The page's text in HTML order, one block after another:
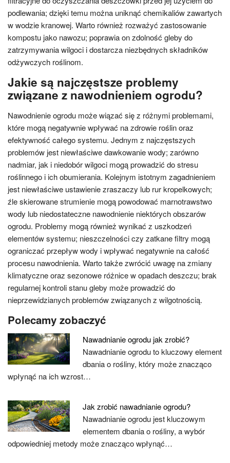
podlewania; dzięki temu można uniknąć chemikaliów zawartych
w wodzie kranowej. Warto również rozważyć zastosowanie
kompostu jako nawozu; poprawia on zdolność gleby do
zatrzymywania wilgoci i dostarcza niezbędnych składników
odżywczych roślinom.
Jakie są najczęstsze problemy
związane z nawodnieniem ogrodu?
Nawodnienie ogrodu może wiązać się z różnymi problemami,
które mogą negatywnie wpływać na zdrowie roślin oraz
efektywność całego systemu. Jednym z najczęstszych
problemów jest niewłaściwe dawkowanie wody; zarówno
nadmiar, jak i niedobór wilgoci mogą prowadzić do stresu
roślinnego i ich obumierania. Kolejnym istotnym zagadnieniem
jest niewłaściwe ustawienie zraszaczy lub rur kropelkowych;
źle skierowane strumienie mogą powodować marnotrawstwo
wody lub niedostateczne nawodnienie niektórych obszarów
ogrodu. Problemy mogą również wynikać z uszkodzeń
elementów systemu; nieszczelności czy zatkane filtry mogą
ograniczać przepływ wody i wpływać negatywnie na całość
procesu nawodnienia. Warto także zwrócić uwagę na zmiany
klimatyczne oraz sezonowe różnice w opadach deszczu; brak
regularnej kontroli stanu gleby może prowadzić do
nieprzewidzianych problemów związanych z wilgotnością.
Polecamy zobaczyć
Nawadnianie ogrodu jak zrobić?
Nawadnianie ogrodu to kluczowy element
dbania o rośliny, który może znacząco
wpłynąć na ich wzrost…
Jak zrobić nawadnianie ogrodu?
Nawadnianie ogrodu jest kluczowym
elementem dbania o rośliny, a wybór
odpowiedniej metody może znacząco wpłynąć…